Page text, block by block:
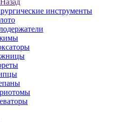
Назад
инструменты